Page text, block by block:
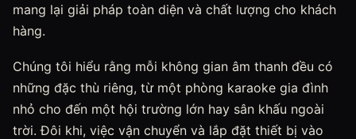
mang lại giải pháp toàn diện và chất lượng cho khách
hàng.
Chúng tôi hiểu rằng mỗi không gian âm thanh đều có
những đặc thù riêng, từ một phòng karaoke gia đình
nhỏ cho đến một hội trường lớn hay sân khấu ngoài
trời. Đôi khi, việc vận chuyển và lắp đặt thiết bị vào